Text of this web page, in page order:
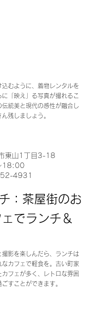
込むように、着物レンタルを
「映え」る写真が撮れるこ
統美と現代の感性が融合し
残しましょう。
東山1丁目3-18
18:00
4931
：茶屋街のお
でランチ＆
影を楽しんだら、ランチは
カフェで軽食を。古い町家
フェが多く、レトロな雰囲
すことができます。